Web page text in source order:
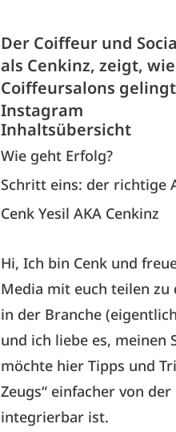
Der Coiffeur und
als Cenkinz, zeigt,
Coiffeursalons
Instagram
Inhaltsübersicht
Wie geht Erfolg?
Schritt eins: der richtige
Cenk Yesil AKA Cenkinz
Hi, Ich bin Cenk und
Media mit euch teilen zu
in der Branche
und ich liebe es, meinen
möchte hier Tipps und
Zeugs“ einfacher von
integrierbar ist.